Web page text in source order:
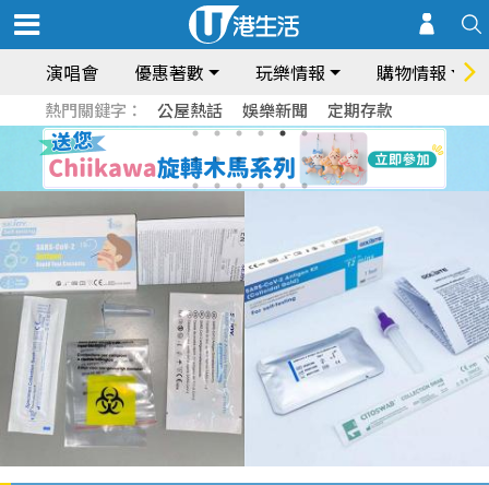
演唱會 優惠著數 玩樂情報 購物情報
熱門關鍵字： 公屋熱話 娛樂新聞 定期存款